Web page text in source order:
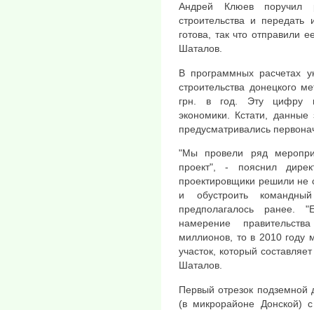
Андрей Клюев поручил
строительства и
готова, так что отправили
Шаталов.
В программных расчетах
строительства донецкого
грн. в год. Эту цифру
экономики. Кстати,
предусматривались
"Мы провели ряд
проект", - пояснил
проектировщики решили не
и обустроить
предполагалось ранее.
намерение
миллионов, то в 2010 году
участок, который
Шаталов.
Первый отрезок подземной
(в микрорайоне Донской)